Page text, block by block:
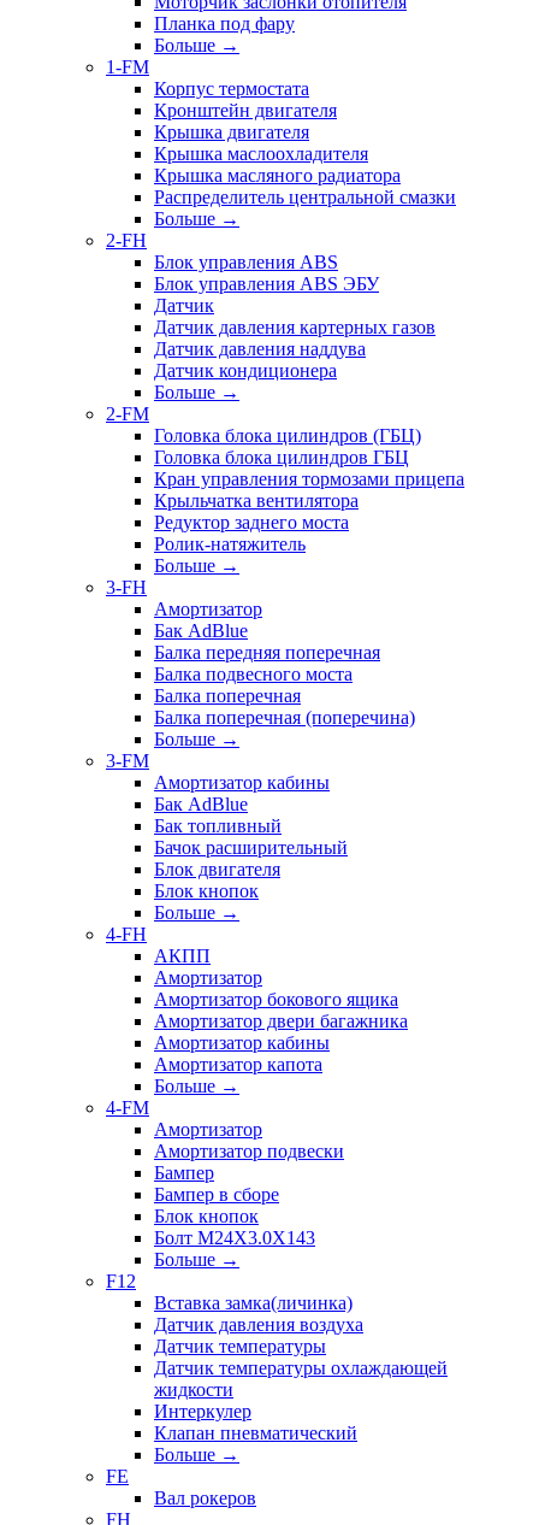
Планка под фару
Больше →
1-FM
Корпус термостата
Кронштейн двигателя
Крышка двигателя
Крышка маслоохладителя
Крышка масляного радиатора
Распределитель центральной смазки
Больше →
2-FH
Блок управления ABS
Блок управления ABS ЭБУ
Датчик
Датчик давления картерных газов
Датчик давления наддува
Датчик кондиционера
Больше →
2-FM
Головка блока цилиндров (ГБЦ)
Головка блока цилиндров ГБЦ
Кран управления тормозами прицепа
Крыльчатка вентилятора
Редуктор заднего моста
Ролик-натяжитель
Больше →
3-FH
Амортизатор
Бак AdBlue
Балка передняя поперечная
Балка подвесного моста
Балка поперечная
Балка поперечная (поперечина)
Больше →
3-FM
Амортизатор кабины
Бак AdBlue
Бак топливный
Бачок расширительный
Блок двигателя
Блок кнопок
Больше →
4-FH
АКПП
Амортизатор
Амортизатор бокового ящика
Амортизатор двери багажника
Амортизатор кабины
Амортизатор капота
Больше →
4-FM
Амортизатор
Амортизатор подвески
Бампер
Бампер в сборе
Блок кнопок
Болт M24X3.0X143
Больше →
F12
Вставка замка(личинка)
Датчик давления воздуха
Датчик температуры
Датчик температуры охлаждающей
жидкости
Интеркулер
Клапан пневматический
Больше →
FE
Вал рокеров
FH